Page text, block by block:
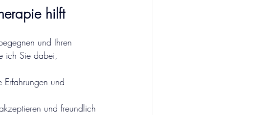
hilft
und Ihren
ich Sie dabei,
Erfahrungen und
und freundlich